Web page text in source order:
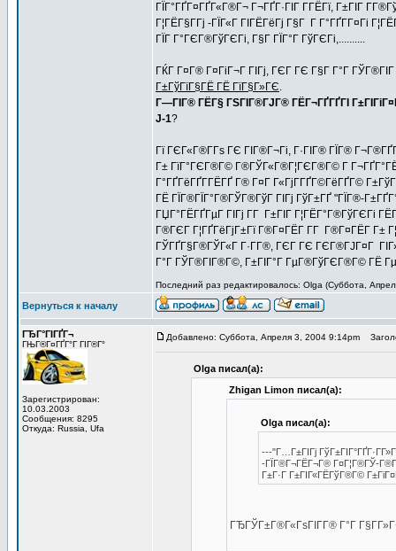
ГЇГ°ГҐГ¤ГҐГ«Г®Г¬ Г¬ГҐГ·ГІГ Г­ГЁГї, Г±ГІГ
Г¦ГЁГ§Г­Гј -ГЇГ«Г ГІГЁГёГј Г§Г Г Г°ГҐГ­Г¤Гі
ГЇГ Г°ГЄГ®ГўГЄГі, Г§Г ГЇГ°Г ГўГЄГі,..........
ГЌГ Г¤Г® Г¤ГіГ¬Г ГІГј, ГЄГ ГЄ Г§Г Г°Г
Г±ГўГїГ§ГЁ ГЁ ГїГ§Г»ГЄ.
Г—ГІГ® ГЁГ§ ГЅГІГ®ГЈГ® ГЁГ¬ГҐГҐГІ
J-1?
Гї ГЄГ«Г®Г­Гѕ ГЄ ГІГ®Г¬Гі, Г·ГІГ® ГЇГ®
Г± ГїГ°ГЄГ®Г© Г®ГЎГ«Г®Г¦ГЄГ®Г© Г
Г°ГҐГёГҐГ­ГЁГҐ Г® Г¤Г Г«ГјГ­ГҐГ©ГёГҐГ©
ГЁ ГЇГ®ГЇГ°Г®ГЎГ®ГўГ ГІГј ГўГ±ГҐ "ГЇГ®-
ГЏГ°ГЁГҐГµГ ГІГј Г­Г Г±ГІГ Г¦ГЁГ°Г®ГўГЄГі
Г®ГЄГ Г¦ГҐГёГјГ±Гї Г®Г¤ГЁГ­ Г­Г Г®Г¤ГЁГ­ Г±
ГЎГҐГ§Г®ГЎГ«Г Г·Г­Г®, ГЄГ ГЄ ГЄГ®ГЈГ¤Г ГІГ»
Г°Г ГЎГ®ГІГ®Г©, Г±ГІГ°Г ГµГ®ГўГЄГ®Г© ГЁ
Последний раз редактировалось: Olga (Суббота,
Вернуться к началу
ГЂГ°ГІГҐГ¬
ГЊГ®Г¤ГҐГ°Г ГІГ®Г°
Зарегистрирован:
10.03.2003
Сообщения: 8295
Откуда: Russia, Ufa
Добавлено: Суббота, Апреля 3, 2004 9:14pm
Olga писал(а):
Zhigan Limon писал(а):
Olga писал(а):
---"Г…Г±ГІГј
-ГЇГ®Г¬ГЁГ¬Г® Г¤Г¦Г®ГЎ-
Г±Г·Г Г±ГІГ«ГЁГўГ®Г©
ГЂГЎГ±Г®Г«ГѕГІГ­Г® Г°Г